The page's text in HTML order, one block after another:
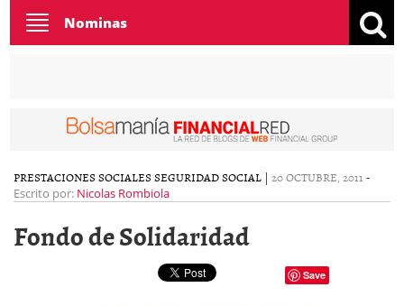
Toggle
navigation
Nominas
PRESTACIONES SOCIALES SEGURIDAD SOCIAL | 20 OCTUBRE, 2011 -
Escrito por: Nicolas Rombiola
Fondo de Solidaridad
Save